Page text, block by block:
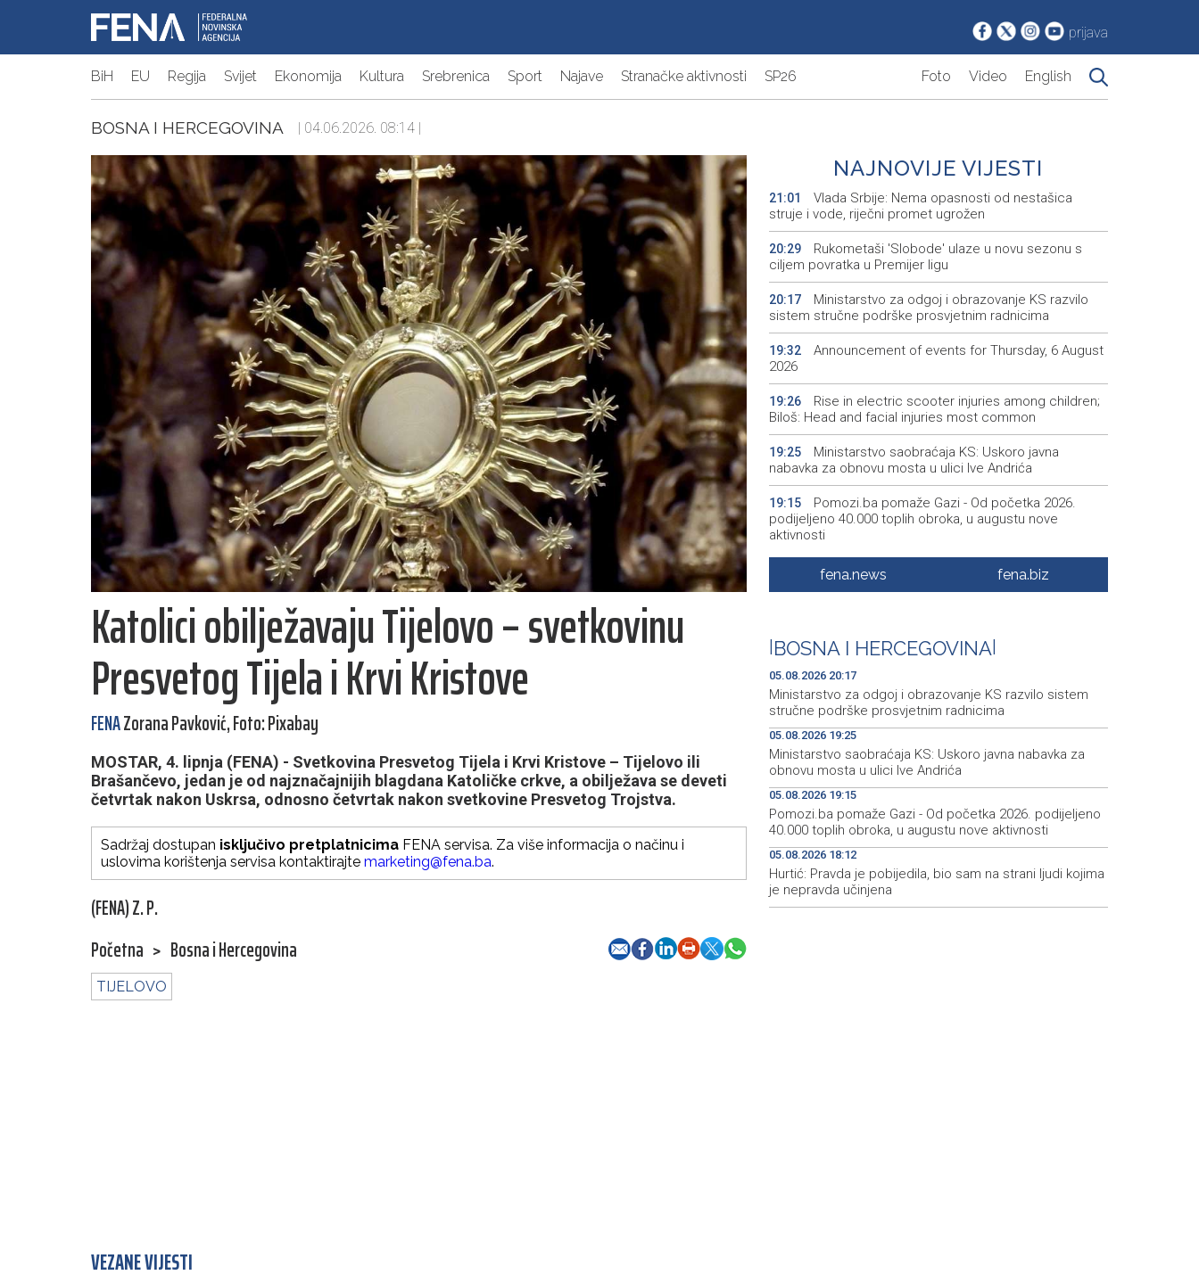
prijava
BiH EU Regija Svijet Ekonomija Kultura Srebrenica Sport Najave Stranačke aktivnosti SP26 Foto Video English
BOSNA I HERCEGOVINA | 04.06.2026. 08:14 |
Katolici obilježavaju Tijelovo – svetkovinu
Presvetog Tijela i Krvi Kristove
FENAZorana Pavković, Foto: Pixabay
MOSTAR, 4. lipnja (FENA) - Svetkovina Presvetog Tijela i Krvi Kristove – Tijelovo ili
Brašančevo, jedan je od najznačajnijih blagdana Katoličke crkve, a obilježava se deveti
četvrtak nakon Uskrsa, odnosno četvrtak nakon svetkovine Presvetog Trojstva.
Sadržaj dostupan isključivo pretplatnicima FENA servisa. Za više informacija o načinu i
uslovima korištenja servisa kontaktirajte marketing@fena.ba.
(FENA) Z. P.
Početna > Bosna i Hercegovina
TIJELOVO
NAJNOVIJE VIJESTI
21:01
Vlada Srbije: Nema opasnosti od nestašica
struje i vode, riječni promet ugrožen
20:29
Rukometaši 'Slobode' ulaze u novu sezonu s
ciljem povratka u Premijer ligu
20:17
Ministarstvo za odgoj i obrazovanje KS razvilo
sistem stručne podrške prosvjetnim radnicima
19:32
Announcement of events for Thursday, 6 August
2026
19:26
Rise in electric scooter injuries among children;
Biloš: Head and facial injuries most common
19:25
Ministarstvo saobraćaja KS: Uskoro javna
nabavka za obnovu mosta u ulici Ive Andrića
19:15
Pomozi.ba pomaže Gazi - Od početka 2026.
podijeljeno 40.000 toplih obroka, u augustu nove
aktivnosti
Conference on representation of constituent
predstavljanjem kozmetike
19:05
Prosecutor's Office indicts former Court of BiH
employee for alleged embezzlement
fena.news fena.biz
BOSNA I HERCEGOVINA
05.08.2026 20:17
Ministarstvo za odgoj i obrazovanje KS razvilo sistem
stručne podrške prosvjetnim radnicima
05.08.2026 19:25
Ministarstvo saobraćaja KS: Uskoro javna nabavka za
obnovu mosta u ulici Ive Andrića
05.08.2026 19:15
Pomozi.ba pomaže Gazi - Od početka 2026. podijeljeno
40.000 toplih obroka, u augustu nove aktivnosti
05.08.2026 18:12
Hurtić: Pravda je pobijedila, bio sam na strani ljudi kojima
je nepravda učinjena
VEZANE VIJESTI